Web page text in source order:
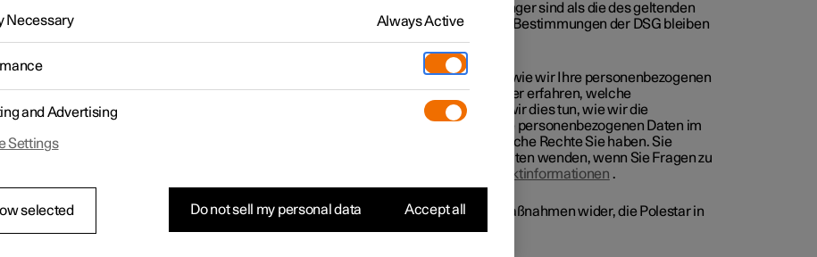
Dies ist zu Ihrem Vorteil, da die Bestimmungen der DSGVO insgesamt strenger sind als die des geltenden
Schweizer Bundesgesetzes über den Datenschutz (DSG). Die zwingenden Bestimmungen der DSG bleiben
selbstverständlich anwendbar.
Es ist uns wichtig, dass Sie sich stets sicher und darüber informiert fühlen, wie wir Ihre personenbezogenen
Daten verarbeiten. In dieser Datenschutzerklärung können Sie mehr darüber erfahren, welche
personenbezogenen Daten wir über Sie erheben und verarbeiten, warum wir dies tun, wie wir die
personenbezogenen Daten verwenden und wie wir sicherstellen, dass Ihre personenbezogenen Daten im
Einklang mit den geltenden Rechtsvorschriften behandelt werden, und welche Rechte Sie haben. Sie
können sich selbstverständlich an uns oder unseren Datenschutzbeauftragten wenden, wenn Sie Fragen zu
Kontaktinformationen .
Diese Richtlinie wird laufend aktualisiert und spiegelt stets die aktuellen Maßnahmen wider, die Polestar in
Necessary Always Active
and Advertising
Settings
selected Do not sell my personal data Accept all